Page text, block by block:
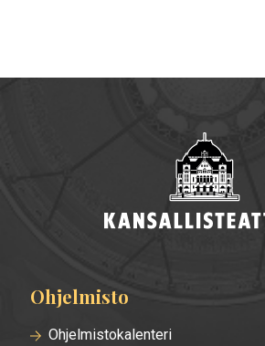
Alatunnisteen
valikko
Ohjelmisto
Ohjelmistokalenteri